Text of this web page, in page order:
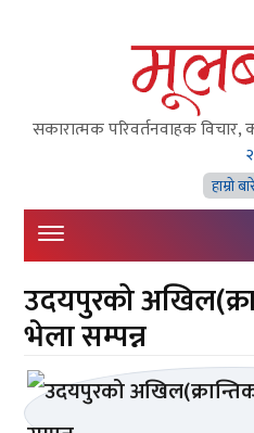
सकारात्मक परिवर्तनवाहक
हाम्राे
उदयपुरको
भेला सम्पन्न